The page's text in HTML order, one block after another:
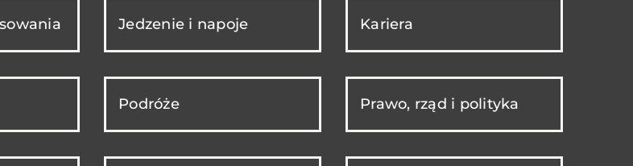
Jedzenie i napoje Kariera
Podróże Prawo, rząd i polityka